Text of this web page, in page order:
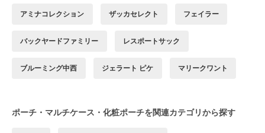
アミナコレクション ザッカセレクト フェイラー
バックヤードファミリー レスポートサック
ブルーミング中西 ジェラート ピケ マリークワント
ポーチ・マルチケース・化粧ポーチを関連カテゴリから探す